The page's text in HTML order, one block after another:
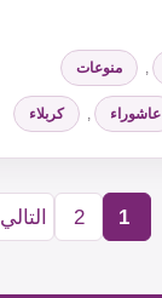
,
منوعات
عاشوراء , كربلاء
Page
1
Page
2 التالي